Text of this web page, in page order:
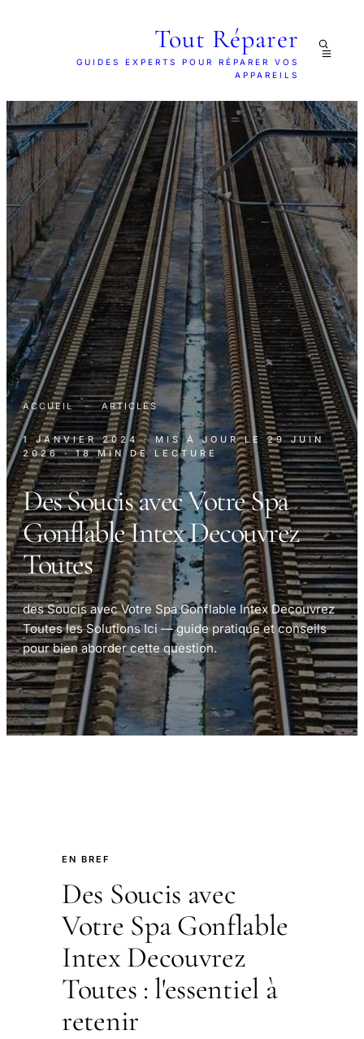
Tout Réparer
GUIDES EXPERTS POUR RÉPARER VOS
APPAREILS
ACCUEIL · ARTICLES
1 JANVIER 2024 · MIS À JOUR LE29 JUIN
2026 · 18 MIN DE LECTURE
Des Soucis avec Votre Spa
Gonflable Intex Decouvrez
Toutes
des Soucis avec Votre Spa Gonflable Intex Decouvrez
Toutes les Solutions Ici — guide pratique et conseils
pour bien aborder cette question.
EN BREF
Des Soucis avec
Votre Spa Gonflable
Intex Decouvrez
Toutes : l'essentiel à
retenir